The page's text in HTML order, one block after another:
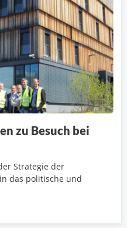
zu Besuch bei
Strategie der
das politische und